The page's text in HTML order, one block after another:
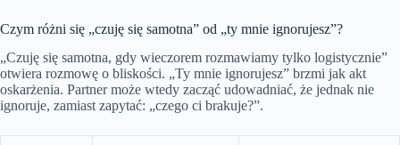
Czym różni się „czuję się samotna” od „ty mnie ignorujesz”?
„Czuję się samotna, gdy wieczorem rozmawiamy tylko logistycznie”
otwiera rozmowę o bliskości. „Ty mnie ignorujesz” brzmi jak akt
oskarżenia. Partner może wtedy zacząć udowadniać, że jednak nie
ignoruje, zamiast zapytać: „czego ci brakuje?”.